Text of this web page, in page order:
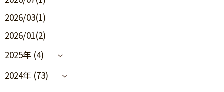
2026/03(1)
2026/01(2)
2025年 (4)
2024年 (73)